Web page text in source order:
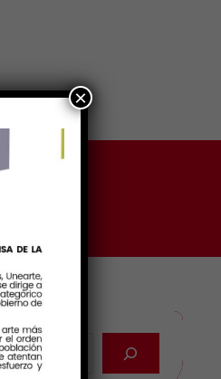
Ingreso ×